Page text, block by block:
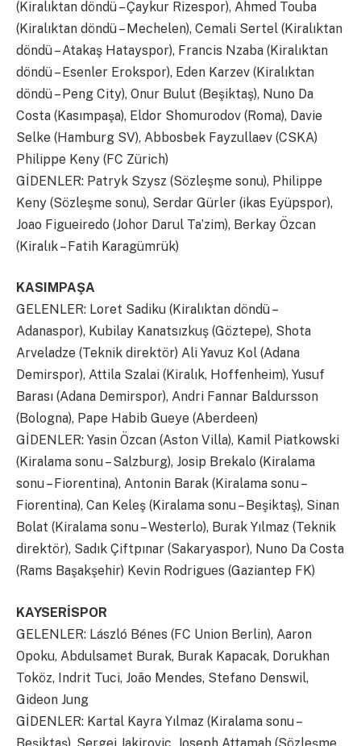
(Kiralıktan döndü – Çaykur Rizespor), Ahmed Touba
(Kiralıktan döndü – Mechelen), Cemali Sertel (Kiralıktan
döndü – Atakaş Hatayspor), Francis Nzaba (Kiralıktan
döndü – Esenler Erokspor), Eden Karzev (Kiralıktan
döndü – Peng City), Onur Bulut (Beşiktaş), Nuno Da
Costa (Kasımpaşa), Eldor Shomurodov (Roma), Davie
Selke (Hamburg SV), Abbosbek Fayzullaev (CSKA)
Philippe Keny (FC Zürich)
GİDENLER: Patryk Szysz (Sözleşme sonu), Philippe
Keny (Sözleşme sonu), Serdar Gürler (ikas Eyüpspor),
Joao Figueiredo (Johor Darul Ta’zim), Berkay Özcan
(Kiralık – Fatih Karagümrük)
KASIMPAŞA
GELENLER: Loret Sadiku (Kiralıktan döndü –
Adanaspor), Kubilay Kanatsızkuş (Göztepe), Shota
Arveladze (Teknik direktör) Ali Yavuz Kol (Adana
Demirspor), Attila Szalai (Kiralık, Hoffenheim), Yusuf
Barası (Adana Demirspor), Andri Fannar Baldursson
(Bologna), Pape Habib Gueye (Aberdeen)
GİDENLER: Yasin Özcan (Aston Villa), Kamil Piatkowski
(Kiralama sonu – Salzburg), Josip Brekalo (Kiralama
sonu – Fiorentina), Antonin Barak (Kiralama sonu –
Fiorentina), Can Keleş (Kiralama sonu – Beşiktaş), Sinan
Bolat (Kiralama sonu – Westerlo), Burak Yılmaz (Teknik
direktör), Sadık Çiftpınar (Sakaryaspor), Nuno Da Costa
(Rams Başakşehir) Kevin Rodrigues (Gaziantep FK)
KAYSERİSPOR
GELENLER: László Bénes (FC Union Berlin), Aaron
Opoku, Abdulsamet Burak, Burak Kapacak, Dorukhan
Toköz, Indrit Tuci, João Mendes, Stefano Denswil,
Gideon Jung
GİDENLER: Kartal Kayra Yılmaz (Kiralama sonu –
Beşiktaş), Sergej Jakirovic, Joseph Attamah (Sözleşme